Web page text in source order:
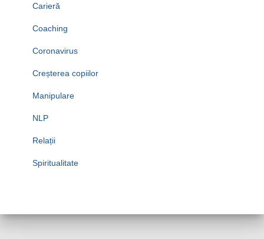
Carieră
Coaching
Coronavirus
Creșterea copiilor
Manipulare
NLP
Relații
Spiritualitate